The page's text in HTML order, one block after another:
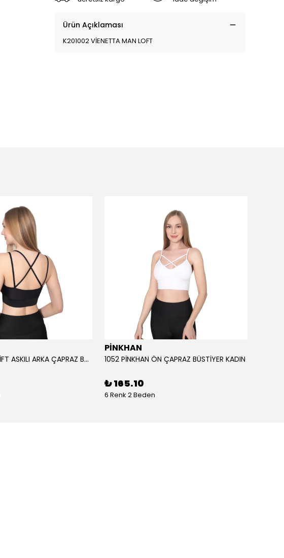
Ürün Açıklaması
K201002 VİENETTA MAN LOFT
1051 PİNKHAN ÇİFT ASKILI ARKA ÇAPRAZ BÜSTİYER KADI
PİNKHAN
1052 PİNKHAN ÖN ÇAPRAZ BÜSTİYER KADIN
₺ 165.10
6 Renk 2 Beden